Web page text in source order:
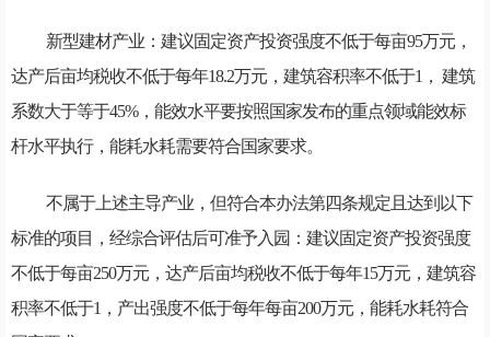
新型建材产业：建议固定资产投资强度不低于每亩95万元，
达产后亩均税收不低于每年18.2万元，建筑容积率不低于1， 建筑
系数大于等于45%，能效水平要按照国家发布的重点领域能效标
杆水平执行，能耗水耗需要符合国家要求。
不属于上述主导产业，但符合本办法第四条规定且达到以下
标准的项目，经综合评估后可准予入园：建议固定资产投资强度
不低于每亩250万元，达产后亩均税收不低于每年15万元，建筑容
积率不低于1，产出强度不低于每年每亩200万元，能耗水耗符合